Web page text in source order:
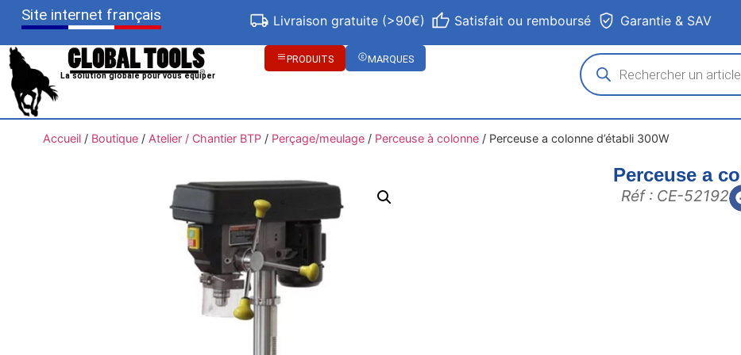
Site internet français Livraison gratuite (>90€) Satisfait ou remboursé Garantie & SAV
La solution globale pour vous équiper
PRODUITS MARQUES
Accueil/ Boutique/ Atelier / Chantier BTP/ Perçage/meulage/ Perceuse à colonne/ Perceuse a colonne d’établi 300W
Perceuse a
Réf : CE-52192